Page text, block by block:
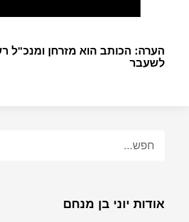
הערה: הכותב הוא מזרחן ומנכ"ל
לשעבר
אודות יוני בן מנחם